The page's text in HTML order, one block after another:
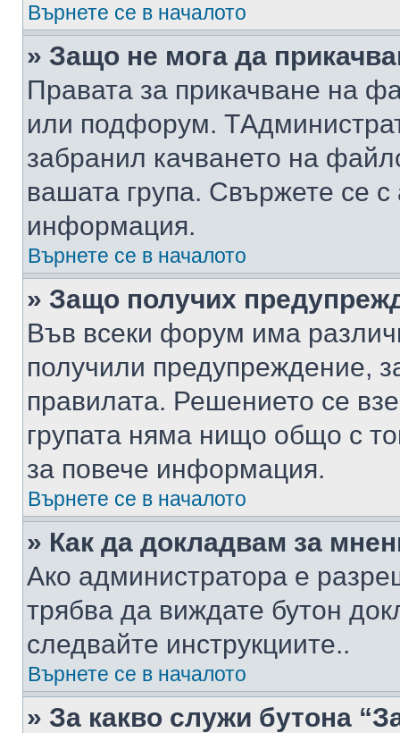
Върнете се в началото
» Защо не мога да
Правата за прикачване на
или подфорум.
забранил качването на
вашата група. Свържете се
информация.
Върнете се в началото
» Защо получих
Във всеки форум има
получили предупреждение,
правилата. Решението се
групата няма нищо общо с
за повече информация.
Върнете се в началото
» Как да докладвам за
Ако администратора е
трябва да виждате бутон
следвайте инструкциите..
Върнете се в началото
» За какво служи бутона